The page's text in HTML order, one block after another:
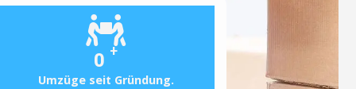
0 +
Umzüge seit Gründung.